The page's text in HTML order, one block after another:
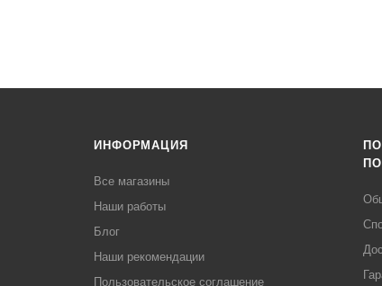
ИНФОРМАЦИЯ
Все магазины
Наши работы
Блог
Наши рекомендации
Пользовательское соглашение